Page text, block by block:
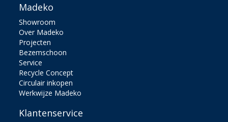
Madeko
Showroom
Over Madeko
Projecten
Bezemschoon
Service
Recycle Concept
Circulair inkopen
Werkwijze Madeko
Klantenservice